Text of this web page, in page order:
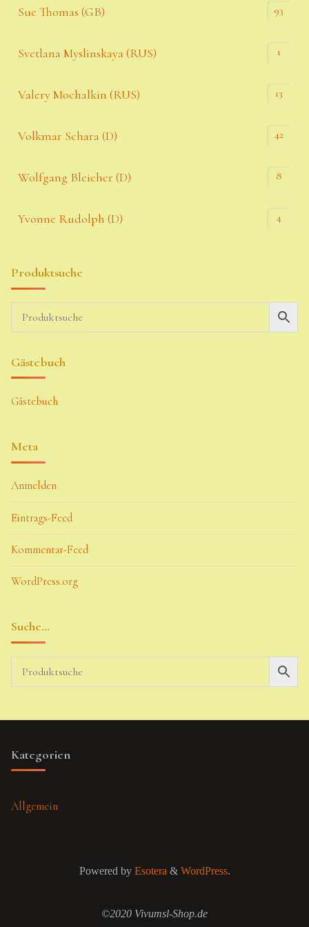
Sue Thomas (GB) 93
Svetlana Myslinskaya (RUS) 1
Valery Mochalkin (RUS) 13
Volkmar Schara (D) 42
Wolfgang Bleicher (D) 8
Yvonne Rudolph (D) 4
Produktsuche
Gästebuch
Gästebuch
Meta
Anmelden
Eintrags-Feed
Kommentar-Feed
WordPress.org
Suche…
Kategorien
Allgemein
Powered byEsotera& WordPress.
©2020 Vivumsl-Shop.de